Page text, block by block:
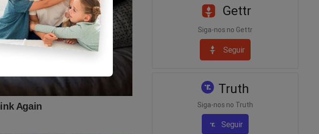
dependesse da vontade
Gettr
Siga-nos no Gettr
Seguir
Truth
Siga-nos no Truth
Seguir